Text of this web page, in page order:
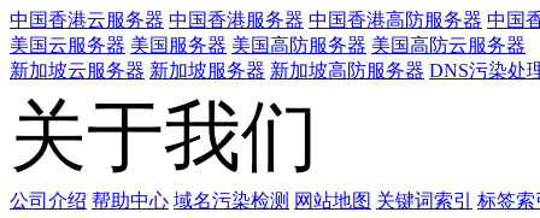
中国香港云服务器 中国香港服务器 中国香港高防服务器 中国
美国云服务器 美国服务器 美国高防服务器 美国高防云服务器
新加坡云服务器 新加坡服务器 新加坡高防服务器 DNS污染处
关于我们
公司介绍 帮助中心 域名污染检测 网站地图 关键词索引 标签索